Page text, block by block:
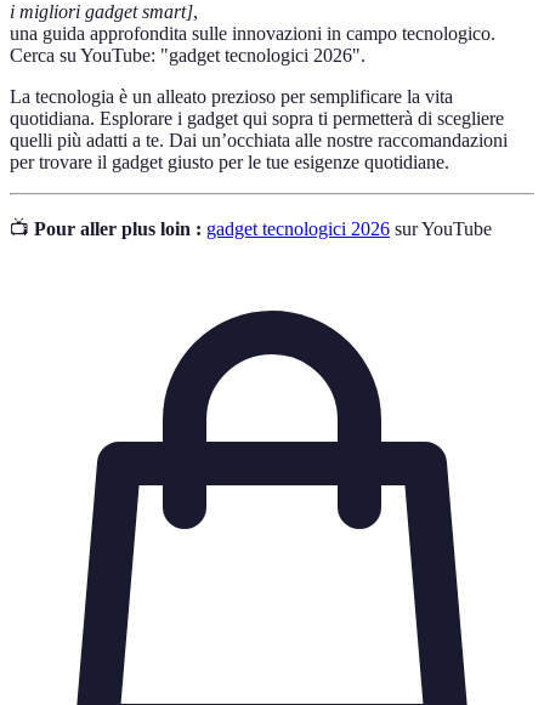
i migliori gadget smart],
una guida approfondita sulle innovazioni in campo tecnologico.
Cerca su YouTube: "gadget tecnologici 2026".
La tecnologia è un alleato prezioso per semplificare la vita
quotidiana. Esplorare i gadget qui sopra ti permetterà di scegliere
quelli più adatti a te. Dai un’occhiata alle nostre raccomandazioni
per trovare il gadget giusto per le tue esigenze quotidiane.
📺 Pour aller plus loin : gadget tecnologici 2026 sur YouTube